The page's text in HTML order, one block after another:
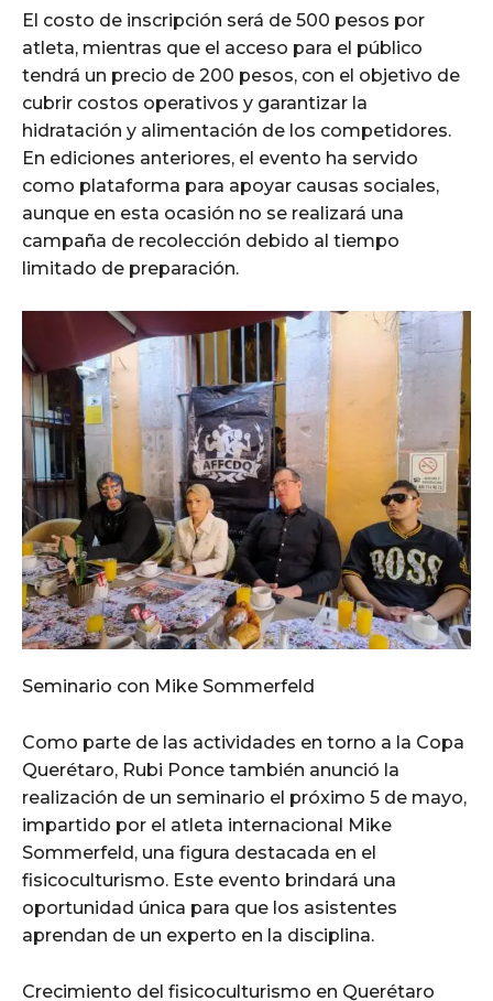
El costo de inscripción será de 500 pesos por
atleta, mientras que el acceso para el público
tendrá un precio de 200 pesos, con el objetivo de
cubrir costos operativos y garantizar la
hidratación y alimentación de los competidores.
En ediciones anteriores, el evento ha servido
como plataforma para apoyar causas sociales,
aunque en esta ocasión no se realizará una
campaña de recolección debido al tiempo
limitado de preparación.
Seminario con Mike Sommerfeld
Como parte de las actividades en torno a la Copa
Querétaro, Rubi Ponce también anunció la
realización de un seminario el próximo 5 de mayo,
impartido por el atleta internacional Mike
Sommerfeld, una figura destacada en el
fisicoculturismo. Este evento brindará una
oportunidad única para que los asistentes
aprendan de un experto en la disciplina.
Crecimiento del fisicoculturismo en Querétaro